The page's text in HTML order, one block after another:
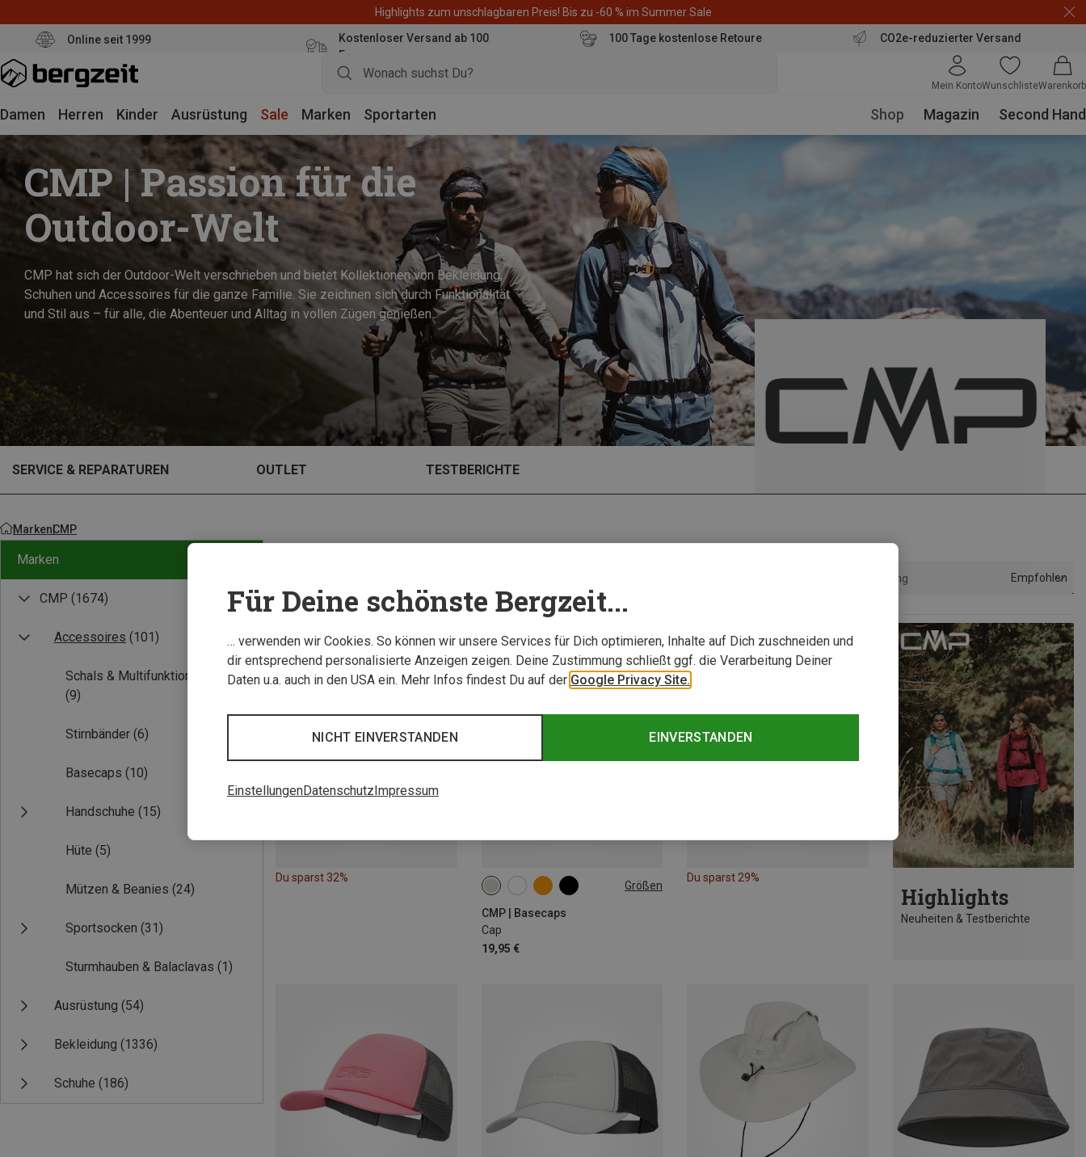
Highlights zum unschlagbaren Preis! Bis zu -60 % im Summer Sale
Online seit 1999
Kostenloser Versand ab 100
Euro
100 Tage kostenlose Retoure CO2e-reduzierter Versand
Mein KontoWunschlisteWarenkorb
Damen Herren Kinder Ausrüstung Sale Marken Sportarten Shop Magazin Second Hand
CMP | Passion für die
Outdoor-Welt
CMP hat sich der Outdoor-Welt verschrieben und bietet Kollektionen von Bekleidung,
Schuhen und Accessoires für die ganze Familie. Sie zeichnen sich durch Funktionalität
und Stil aus – für alle, die Abenteuer und Alltag in vollen Zügen genießen.
SERVICE & REPARATUREN OUTLET TESTBERICHTE
MarkenCMP
Marken
CMP (1674)
Accessoires (101)
Schals & Multifunktionstücher
(9)
Stirnbänder (6)
Basecaps (10)
Handschuhe (15)
Hüte (5)
Mützen & Beanies (24)
Sportsocken (31)
Sturmhauben & Balaclavas (1)
Ausrüstung (54)
Bekleidung (1336)
Schuhe (186)
Sortierung Empfohlen
Du sparst 32%
Größen
CMP | Basecaps
Cap
19,95 €
ONE SIZE
Du sparst 29%
Highlights
Neuheiten & Testberichte
Für Deine schönste Bergzeit...
… verwenden wir Cookies. So können wir unsere Services für Dich optimieren, Inhalte auf Dich zuschneiden und
dir entsprechend personalisierte Anzeigen zeigen. Deine Zustimmung schließt ggf. die Verarbeitung Deiner
Daten u.a. auch in den USA ein. Mehr Infos findest Du auf der Google Privacy Site.
EINVERSTANDEN
NICHT EINVERSTANDEN
EinstellungenDatenschutzImpressum